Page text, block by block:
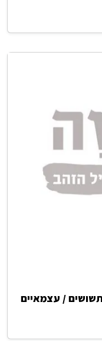
/ עצמאיים